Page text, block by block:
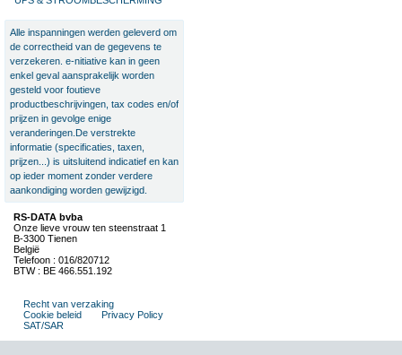
Alle inspanningen werden geleverd om
de correctheid van de gegevens te
verzekeren. e-nitiative kan in geen
enkel geval aansprakelijk worden
gesteld voor foutieve
productbeschrijvingen, tax codes en/of
prijzen in gevolge enige
veranderingen.De verstrekte
informatie (specificaties, taxen,
prijzen...) is uitsluitend indicatief en kan
op ieder moment zonder verdere
aankondiging worden gewijzigd.
RS-DATA bvba
Onze lieve vrouw ten steenstraat 1
B-3300 Tienen
België
Telefoon : 016/820712
BTW : BE 466.551.192
Recht van verzaking
Cookie beleid
Privacy Policy
SAT/SAR